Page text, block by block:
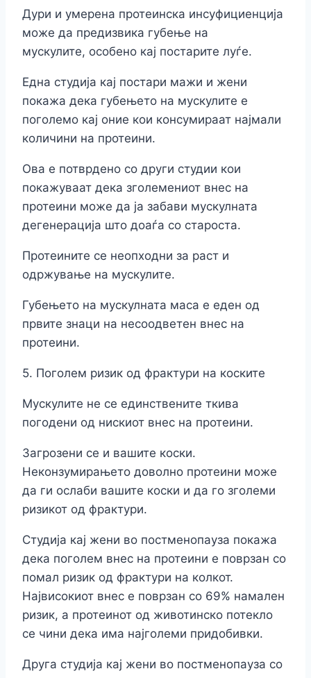
Дури и умерена протеинска инсуфициенција
може да предизвика губење на
мускулите, особено кај постарите луѓе.
Една студија кај постари мажи и жени
покажа дека губењето на мускулите е
поголемо кај оние кои консумираат најмали
количини на протеини.
Ова е потврдено со други студии кои
покажуваат дека зголемениот внес на
протеини може да ја забави мускулната
дегенерација што доаѓа со староста.
Протеините се неопходни за раст и
одржување на мускулите.
Губењето на мускулната маса е еден од
првите знаци на несоодветен внес на
протеини.
5. Поголем ризик од фрактури на коските
Мускулите не се единствените ткива
погодени од нискиот внес на протеини.
Загрозени се и вашите коски.
Неконзумирањето доволно протеини може
да ги ослаби вашите коски и да го зголеми
ризикот од фрактури.
Студија кај жени во постменопауза покажа
дека поголем внес на протеини е поврзан со
помал ризик од фрактури на колкот.
Највисокиот внес е поврзан со 69% намален
ризик, а протеинот од животинско потекло
се чини дека има најголеми придобивки.
Друга студија кај жени во постменопауза со